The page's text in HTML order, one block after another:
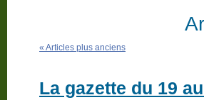
« Articles plus anciens
La gazette du 19